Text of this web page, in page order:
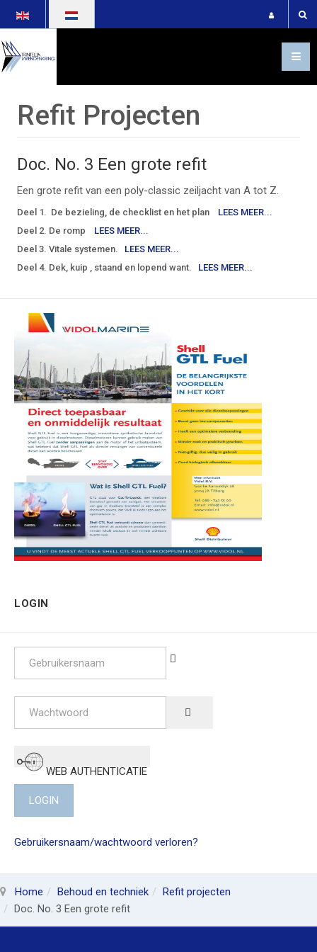
Refit Projecten
Doc. No. 3 Een grote refit
Een grote refit van een poly-classic zeiljacht van A tot Z.
Deel 1. De bezieling, de checklist en het plan LEES MEER...
Deel 2. De romp LEES MEER...
Deel 3. Vitale systemen. LEES MEER...
Deel 4. Dek, kuip , staand en lopend want. LEES MEER...
LOGIN
WEB AUTHENTICATIE
LOGIN
Gebruikersnaam/wachtwoord verloren?
Home Behoud en techniek
Refit projecten
Doc. No. 3 Een grote refit